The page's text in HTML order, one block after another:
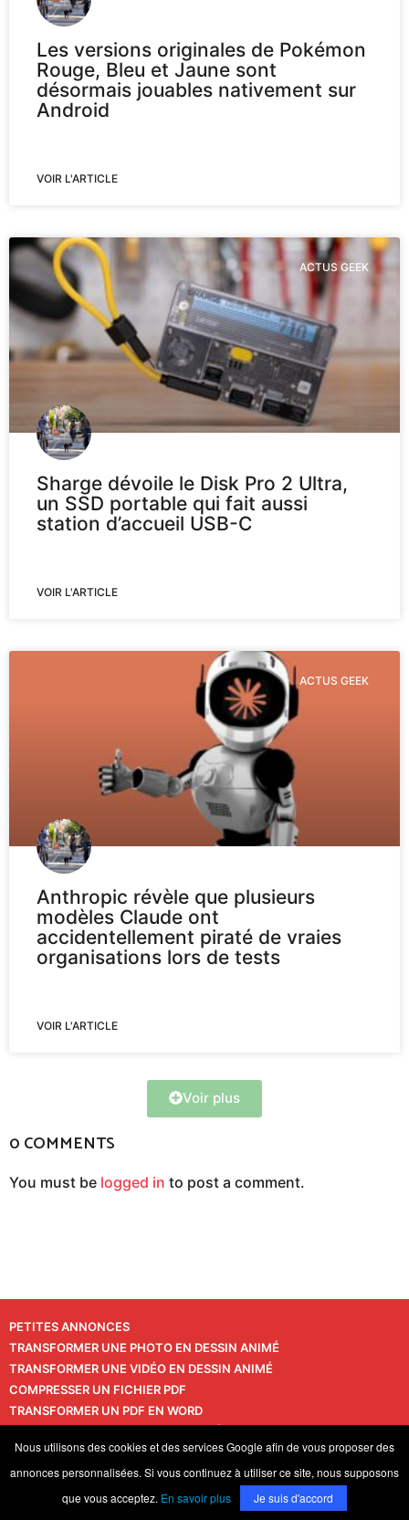
Les versions originales de Pokémon
Rouge, Bleu et Jaune sont
désormais jouables nativement sur
Android
VOIR L'ARTICLE
ACTUS GEEK
Sharge dévoile le Disk Pro 2 Ultra,
un SSD portable qui fait aussi
station d’accueil USB-C
VOIR L'ARTICLE
ACTUS GEEK
Anthropic révèle que plusieurs
modèles Claude ont
accidentellement piraté de vraies
organisations lors de tests
VOIR L'ARTICLE
Voir plus
0 COMMENTS
You must be logged in to post a comment.
PETITES ANNONCES
TRANSFORMER UNE PHOTO EN DESSIN ANIMÉ
TRANSFORMER UNE VIDÉO EN DESSIN ANIMÉ
COMPRESSER UN FICHIER PDF
TRANSFORMER UN PDF EN WORD
VIE PRIVÉE
© 2026 LaPressedeFrance.fr
Nous utilisons des cookies et des services Google afin de vous proposer des
annonces personnalisées. Si vous continuez à utiliser ce site, nous supposons
que vous acceptez. En savoir plus Je suis d'accord